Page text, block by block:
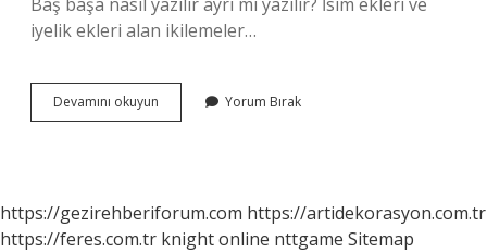
iyelik ekleri alan ikilemeler…
Devamını okuyun
Başı
Yorum Bırak
https://gezirehberiforum.com https://artidekorasyon.com.tr
https://feres.com.tr knight online nttgame Sitemap